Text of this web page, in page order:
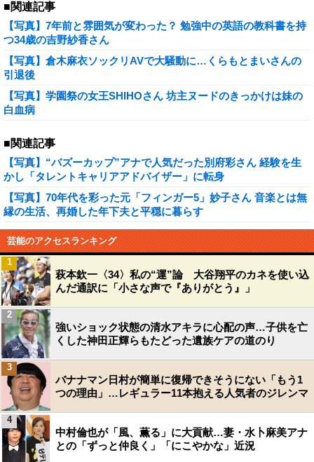
■関連記事
【写真】7年前と雰囲気が変わった？ 勉強中の英語の教科書を持
つ34歳の吉野紗香さん
【写真】倉木麻衣ソックリAVで大騒動に…くらもとまいさんの
引退後
【写真】学園祭の女王SHIHOさん 坊主ヌードのきっかけは妹の
白血病
■関連記事
【写真】“バズーカップ”アナで人気だった別府彩さん 経験を生
かし「タレントキャリアアドバイザー」に転身
【写真】70年代を彩った元「フィンガー5」妙子さん 音楽とは無
縁の生活、再婚した年下夫と平穏に暮らす
芸能のアクセスランキング
萩本欽一〈34〉私の“運”論 大谷翔平のカネを使い込
んだ通訳に「小さな声で『ありがとう』」
1
強いショック状態の清水アキラに心配の声…子供を亡
くした神田正輝らもたどった遺族ケアの道のり
2
バナナマン日村が簡単に復帰できそうにない「もう1
つの理由」…レギュラー11本抱える人気者のジレンマ
3
中村倫也が「風、薫る」に大貢献…妻・水卜麻美アナ
との「ずっと仲良く」「にこやかな」近況
4